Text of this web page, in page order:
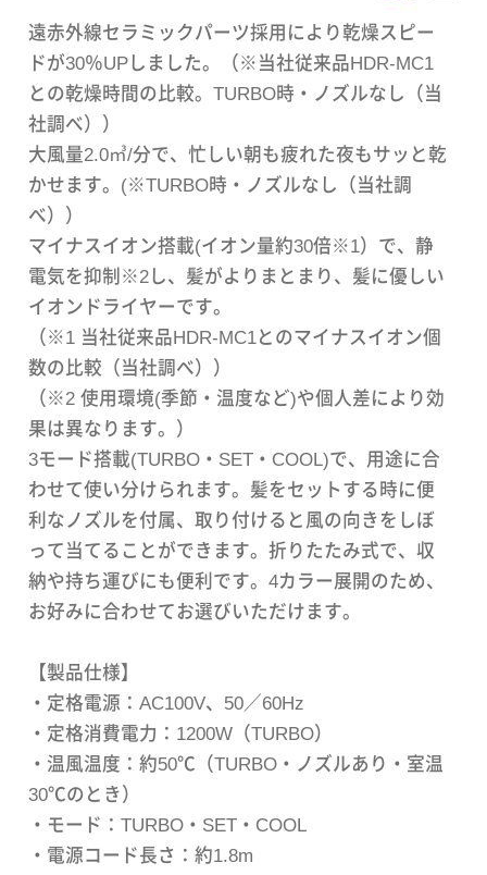
遠赤外線セラミックパーツ採用により乾燥スピー
ドが30％UPしました。（※当社従来品HDR‐MC1
との乾燥時間の比較。TURBO時・ノズルなし（当
社調べ））
大風量2.0㎥/分で、忙しい朝も疲れた夜もサッと乾
かせます。(※TURBO時・ノズルなし（当社調
べ））
マイナスイオン搭載(イオン量約30倍※1）で、静
電気を抑制※2し、髪がよりまとまり、髪に優しい
イオンドライヤーです。
（※1 当社従来品HDR‐MC1とのマイナスイオン個
数の比較（当社調べ））
（※2 使用環境(季節・温度など)や個人差により効
果は異なります。）
3モード搭載(TURBO・SET・COOL)で、用途に合
わせて使い分けられます。髪をセットする時に便
利なノズルを付属、取り付けると風の向きをしぼ
って当てることができます。折りたたみ式で、収
納や持ち運びにも便利です。4カラー展開のため、
お好みに合わせてお選びいただけます。
【製品仕様】
・定格電源：AC100V、50／60Hz
・定格消費電力：1200W（TURBO）
・温風温度：約50℃（TURBO・ノズルあり・室温
30℃のとき）
・モード：TURBO・SET・COOL
・電源コード長さ：約1.8m